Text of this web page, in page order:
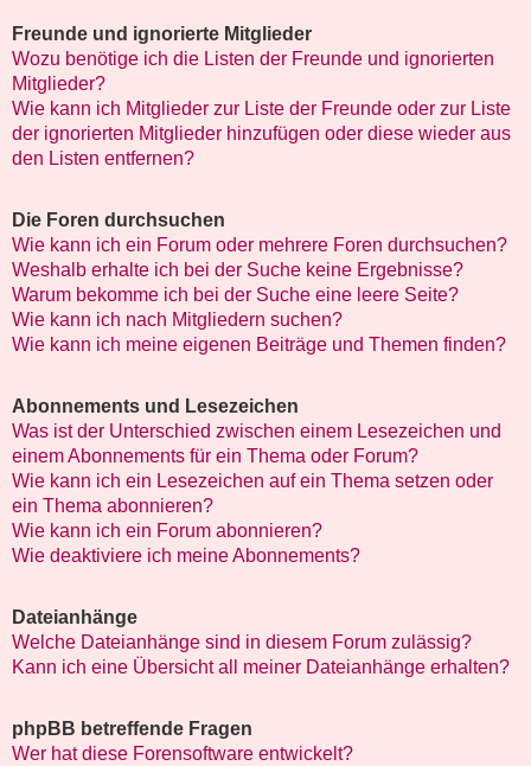
Freunde und ignorierte Mitglieder
Wozu benötige ich die Listen der Freunde und ignorierten
Mitglieder?
Wie kann ich Mitglieder zur Liste der Freunde oder zur Liste
der ignorierten Mitglieder hinzufügen oder diese wieder aus
den Listen entfernen?
Die Foren durchsuchen
Wie kann ich ein Forum oder mehrere Foren durchsuchen?
Weshalb erhalte ich bei der Suche keine Ergebnisse?
Warum bekomme ich bei der Suche eine leere Seite?
Wie kann ich nach Mitgliedern suchen?
Wie kann ich meine eigenen Beiträge und Themen finden?
Abonnements und Lesezeichen
Was ist der Unterschied zwischen einem Lesezeichen und
einem Abonnements für ein Thema oder Forum?
Wie kann ich ein Lesezeichen auf ein Thema setzen oder
ein Thema abonnieren?
Wie kann ich ein Forum abonnieren?
Wie deaktiviere ich meine Abonnements?
Dateianhänge
Welche Dateianhänge sind in diesem Forum zulässig?
Kann ich eine Übersicht all meiner Dateianhänge erhalten?
phpBB betreffende Fragen
Wer hat diese Forensoftware entwickelt?